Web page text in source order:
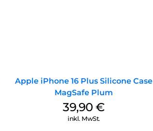
Apple iPhone 16 Plus Silicone Case
MagSafe Plum
39,90€
inkl. MwSt.